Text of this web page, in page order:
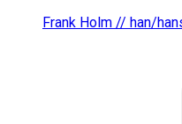
Frank Holm // han/